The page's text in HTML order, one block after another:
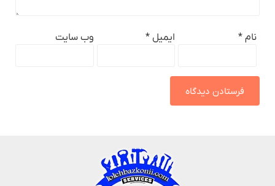
نام * ایمیل * وب‌ سایت